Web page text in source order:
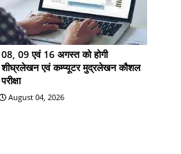
08, 09 एवं 16 अगस्त को होगी
शीघ्रलेखन एवं कम्प्यूटर मुद्रलेखन कौशल
परीक्षा
August 04, 2026